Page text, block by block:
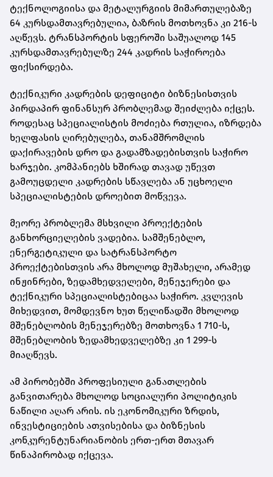
ტექნოლოგიისა და მეტალურგიის მიმართულებაზე
64 კურსდამთავრებულია, ბაზრის მოთხოვნა კი 216-ს
აღწევს. ტრანსპორტის სფეროში საშუალოდ 145
კურსდამთავრებულზე 244 კადრის საჭიროება
ფიქსირდება.
ტექნიკური კადრების დეფიციტი ბიზნესისთვის
პირდაპირ ფინანსურ პრობლემად შეიძლება იქცეს.
როდესაც სპეციალისტის მოძიება რთულია, იზრდება
ხელფასის ღირებულება, თანამშრომლის
დაქირავების დრო და გადამზადებისთვის საჭირო
ხარჯები. კომპანიებს ხშირად თავად უწევთ
გამოუცდელი კადრების სწავლება ან უცხოელი
სპეციალისტების დროებით მოწვევა.
მეორე პრობლემა მსხვილი პროექტების
განხორციელების ვადებია. სამშენებლო,
ენერგეტიკული და სატრანსპორტო
პროექტებისთვის არა მხოლოდ მუშახელი, არამედ
ინჟინრები, ზედამხედველები, მენეჯერები და
ტექნიკური სპეციალისტებიცაა საჭირო. კვლევის
მიხედვით, მომდევნო ხუთ წელიწადში მხოლოდ
მშენებლობის მენეჯერებზე მოთხოვნა 1 710-ს,
მშენებლობის ზედამხედველებზე კი 1 299-ს
მიაღწევს.
ამ პირობებში პროფესიული განათლების
განვითარება მხოლოდ სოციალური პოლიტიკის
ნაწილი აღარ არის. ის ეკონომიკური ზრდის,
ინვესტიციების ათვისებისა და ბიზნესის
კონკურენტუნარიანობის ერთ-ერთ მთავარ
წინაპირობად იქცევა.